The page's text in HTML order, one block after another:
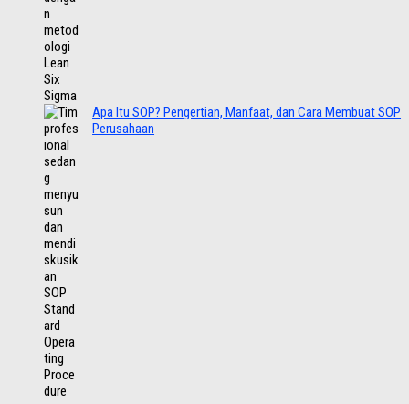
Apa Itu SOP? Pengertian, Manfaat, dan Cara Membuat SOP
Perusahaan